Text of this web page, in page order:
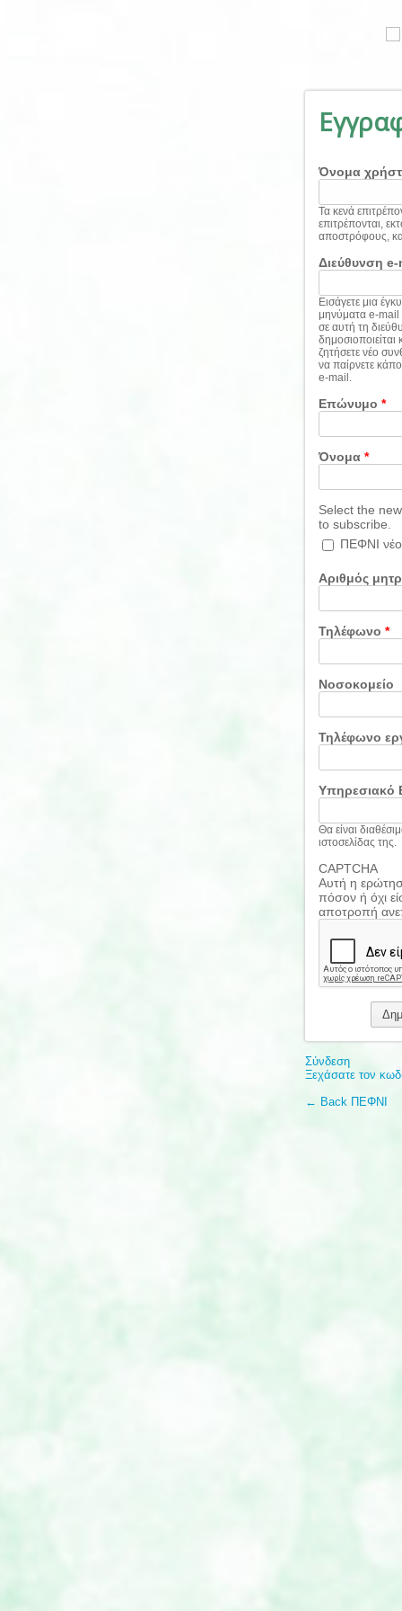
Όνομα
Τα κενά
επιτρέπονται,
αποστρόφους,
Διεύθυνση
Εισάγετε μια
μηνύματα e-mail
σε αυτή τη
ζητήσετε νέο
να παίρνετε
e-mail.
Επώνυμο *
Όνομα *
Select the
to subscribe.
ΠΕΦΝΙ νέο
Αριθμός
Τηλέφωνο *
Νοσοκομείο
Τηλέφωνο
Υπηρεσιακό
Θα είναι
ιστοσελίδας της.
CAPTCHA
Αυτή η
πόσον ή όχι
αποτροπή
Σύνδεση
Ξεχάσατε τον
← Back ΠΕΦΝΙ